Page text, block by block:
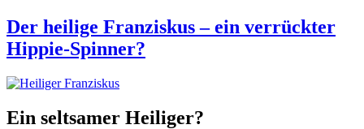
Der heilige Franziskus – ein verrückter
Hippie-Spinner?
Ein seltsamer Heiliger?